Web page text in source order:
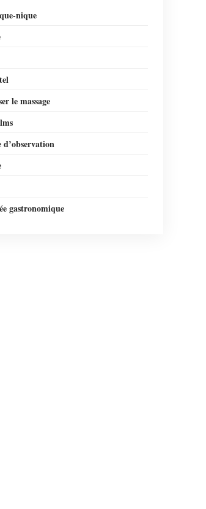
nique
le massage
gastronomique